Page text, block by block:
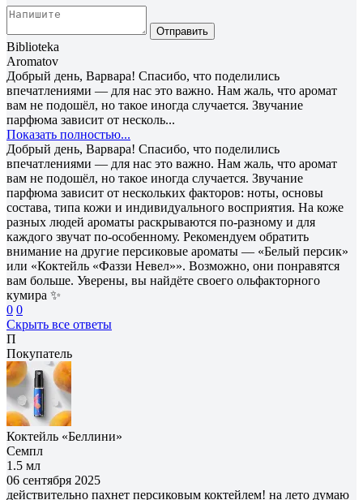
Отправить
Biblioteka
Aromatov
Добрый день, Варвара! Спасибо, что поделились
впечатлениями — для нас это важно. Нам жаль, что аромат
вам не подошёл, но такое иногда случается. Звучание
парфюма зависит от несколь...
Показать полностью...
Добрый день, Варвара! Спасибо, что поделились
впечатлениями — для нас это важно. Нам жаль, что аромат
вам не подошёл, но такое иногда случается. Звучание
парфюма зависит от нескольких факторов: ноты, основы
состава, типа кожи и индивидуального восприятия. На коже
разных людей ароматы раскрываются по-разному и для
каждого звучат по-особенному. Рекомендуем обратить
внимание на другие персиковые ароматы — «Белый персик»
или «Коктейль «Фаззи Невел»». Возможно, они понравятся
вам больше. Уверены, вы найдёте своего ольфакторного
кумира ✨
0 0
Скрыть все ответы
П
Покупатель
Коктейль «Беллини»
Семпл
1.5 мл
06 сентября 2025
действительно пахнет персиковым коктейлем! на лето думаю